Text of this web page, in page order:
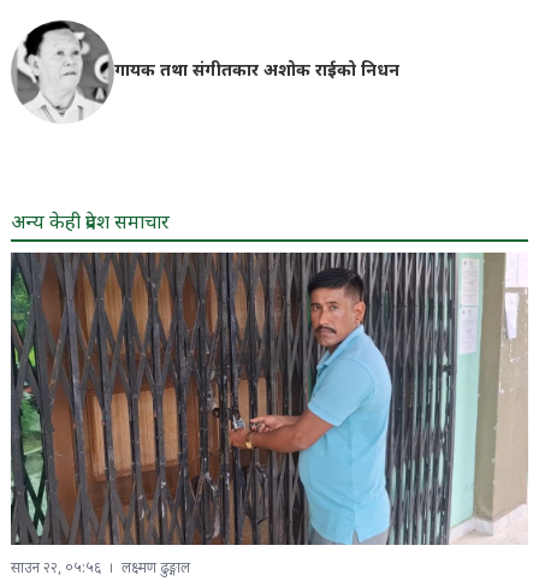
गायक तथा संगीतकार अशोक राईको निधन
अन्य केही प्रदेश समाचार
साउन २२, ०५:५६ लक्ष्मण ढुङ्गाल